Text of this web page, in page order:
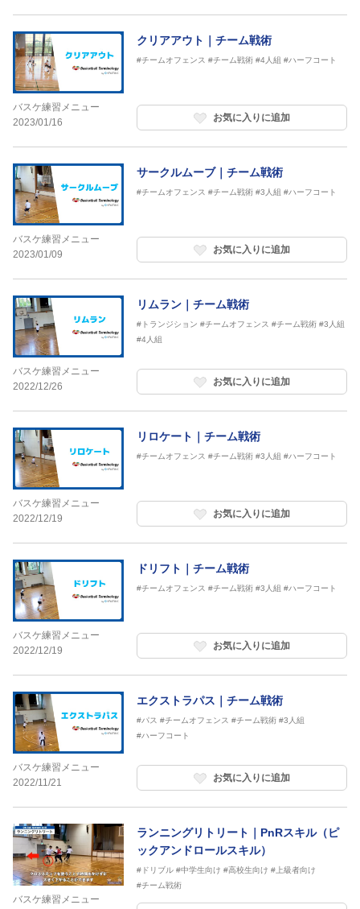
バスケ練習メニュー
2023/01/16
クリアアウト｜チーム戦術
#チームオフェンス #チーム戦術 #4人組 #ハーフコート
お気に入りに追加
バスケ練習メニュー
2023/01/09
サークルムーブ｜チーム戦術
#チームオフェンス #チーム戦術 #3人組 #ハーフコート
お気に入りに追加
バスケ練習メニュー
2022/12/26
リムラン｜チーム戦術
#トランジション #チームオフェンス #チーム戦術 #3人組
#4人組
お気に入りに追加
バスケ練習メニュー
2022/12/19
リロケート｜チーム戦術
#チームオフェンス #チーム戦術 #3人組 #ハーフコート
お気に入りに追加
バスケ練習メニュー
2022/12/19
ドリフト｜チーム戦術
#チームオフェンス #チーム戦術 #3人組 #ハーフコート
お気に入りに追加
バスケ練習メニュー
2022/11/21
エクストラパス｜チーム戦術
#パス #チームオフェンス #チーム戦術 #3人組
#ハーフコート
お気に入りに追加
バスケ練習メニュー
ランニングリトリート｜PnRスキル（ピ
ックアンドロールスキル）
#ドリブル #中学生向け #高校生向け #上級者向け
#チーム戦術